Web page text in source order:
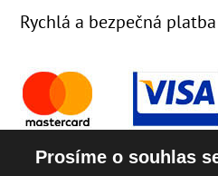
Rychlá a bezpečná platba
Prosíme o souhlas